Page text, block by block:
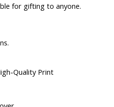
for gifting to anyone.
Quality Print